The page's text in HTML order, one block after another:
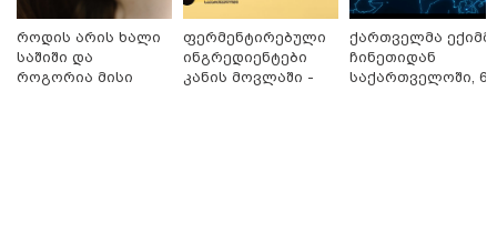
"საჩუქარი" და ჩაშლილი
წვეულება: ახალი დეტალები
12:56 / 06-08-2026
70 წელზე მეტი ხნის შემდეგ
როდის არის ხალი
საშიში და
როგორია მისი
ფერმენტირებული
ინგრედიენტები
კანის მოვლაში -
ქართველმა
ჩინეთიდან
საქართველოში, 6